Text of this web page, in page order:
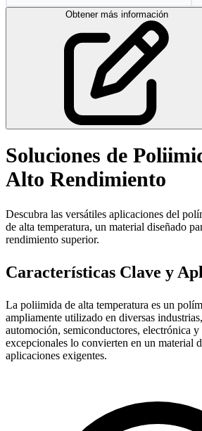
Obtener más información
Soluciones de
Alto Rendimiento
Descubra las versátiles aplicaciones del
de alta temperatura, un material diseñado
rendimiento superior.
Características Clave y
La poliimida de alta temperatura es un
ampliamente utilizado en diversas
automoción, semiconductores, electrónica y
excepcionales lo convierten en un material
aplicaciones exigentes.